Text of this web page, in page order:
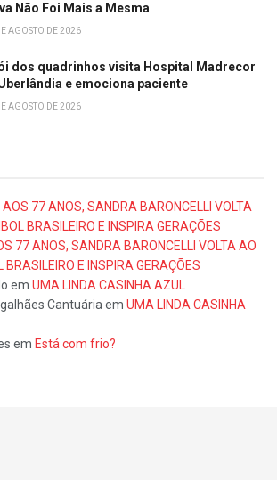
Não Foi Mais a Mesma
AGOSTO DE 2026
dos quadrinhos visita Hospital Madrecor
e emociona paciente
AGOSTO DE 2026
AOS 77 ANOS, SANDRA BARONCELLI VOLTA
BRASILEIRO E INSPIRA GERAÇÕES
77 ANOS, SANDRA BARONCELLI VOLTA AO
BRASILEIRO E INSPIRA GERAÇÕES
em UMA LINDA CASINHA AZUL
Cantuáriaem UMA LINDA CASINHA
em Está com frio?